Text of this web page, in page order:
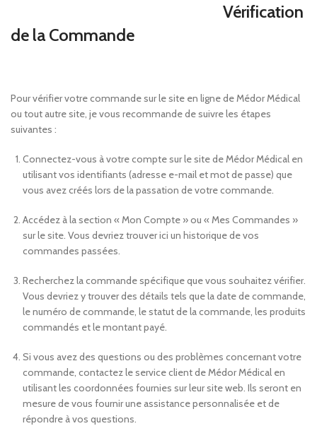
Vérification
de la Commande
Pour vérifier votre commande sur le site en ligne de Médor Médical
ou tout autre site, je vous recommande de suivre les étapes
suivantes :
Connectez-vous à votre compte sur le site de Médor Médical en
utilisant vos identifiants (adresse e-mail et mot de passe) que
vous avez créés lors de la passation de votre commande.
Accédez à la section « Mon Compte » ou « Mes Commandes »
sur le site. Vous devriez trouver ici un historique de vos
commandes passées.
Recherchez la commande spécifique que vous souhaitez vérifier.
Vous devriez y trouver des détails tels que la date de commande,
le numéro de commande, le statut de la commande, les produits
commandés et le montant payé.
Si vous avez des questions ou des problèmes concernant votre
commande, contactez le service client de Médor Médical en
utilisant les coordonnées fournies sur leur site web. Ils seront en
mesure de vous fournir une assistance personnalisée et de
répondre à vos questions.